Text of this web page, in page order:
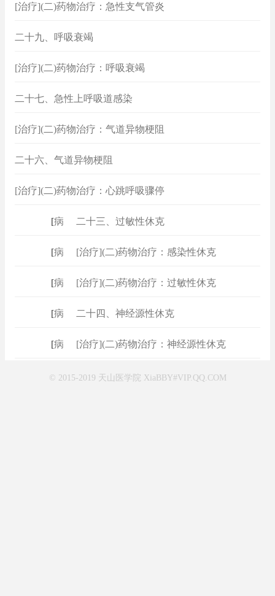
[治疗](二)药物治疗：急性支气管炎
二十九、呼吸衰竭
[治疗](二)药物治疗：呼吸衰竭
二十七、急性上呼吸道感染
[治疗](二)药物治疗：气道异物梗阻
二十六、气道异物梗阻
[治疗](二)药物治疗：心跳呼吸骤停
病例 二十三、过敏性休克
病例 [治疗](二)药物治疗：感染性休克
病例 [治疗](二)药物治疗：过敏性休克
病例 二十四、神经源性休克
病例 [治疗](二)药物治疗：神经源性休克
© 2015-2019 天山医学院 XiaBBY#VIP.QQ.COM